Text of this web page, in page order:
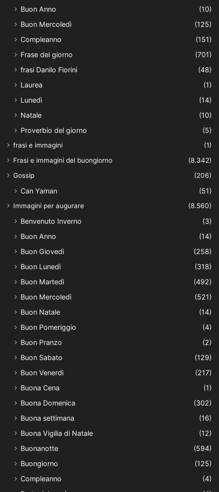
Buon Anno
(10)
Buon Mercoledì
(125)
Compleanno
(151)
Frase del giorno
(701)
frasi Danilo Fiorini
(48)
Laurea
(1)
Lunedì
(14)
Natale
(10)
Proverbio del giorno
(5)
frasi e immagini
(1)
Frasi e immagini del buongiorno
(8.342)
Gossip
(206)
Can Yaman (51)
Immagini per augurare (8.560)
Benvenuto Inverno
(3)
Buon Anno
(14)
Buon Giovedì
(258)
Buon Lunedì
(318)
Buon Martedì
(492)
Buon Mercoledì
(521)
Buon Natale
(14)
Buon Pomeriggio
(4)
Buon Pranzo
(2)
Buon Sabato
(129)
Buon Venerdì
(217)
Buona Cena
(1)
Buona Domenica
(302)
Buona settimana
(16)
Buona Vigilia di Natale
(12)
Buonanotte
(594)
Buongiorno
(125)
Compleanno
(4)